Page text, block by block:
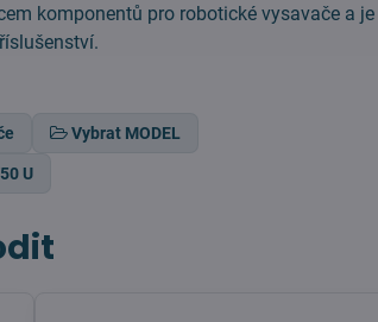
komponentů pro robotické vysavače a je
Vybrat MODEL
U